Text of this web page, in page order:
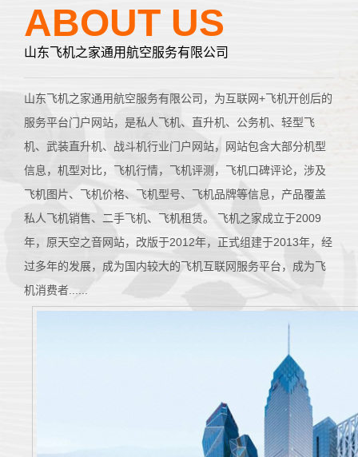
ABOUT US
山东飞机之家通用航空服务有限公司
山东飞机之家通用航空服务有限公司，为互联网+飞机开创后的
服务平台门户网站，是私人飞机、直升机、公务机、轻型飞
机、武装直升机、战斗机行业门户网站，网站包含大部分机型
信息，机型对比，飞机行情，飞机评测，飞机口碑评论，涉及
飞机图片、飞机价格、飞机型号、飞机品牌等信息，产品覆盖
私人飞机销售、二手飞机、飞机租赁。 飞机之家成立于2009
年，原天空之音网站，改版于2012年，正式组建于2013年，经
过多年的发展，成为国内较大的飞机互联网服务平台，成为飞
机消费者......